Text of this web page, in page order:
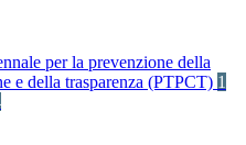
per la prevenzione della
e della trasparenza (PTPCT) 1